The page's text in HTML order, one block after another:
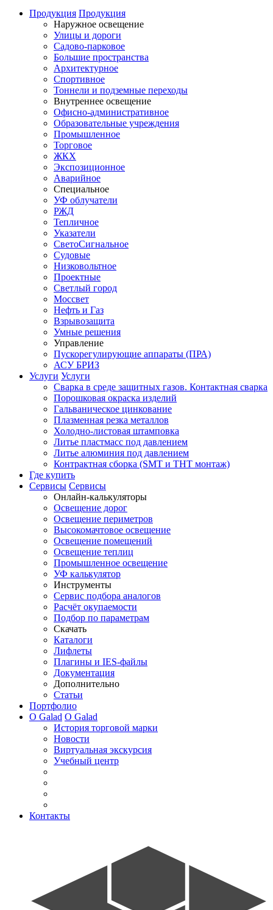
Продукция Продукция
Наружное освещение
Улицы и дороги
Садово-парковое
Большие пространства
Архитектурное
Спортивное
Тоннели и подземные переходы
Внутреннее освещение
Офисно-административное
Образовательные учреждения
Промышленное
Торговое
ЖКХ
Экспозиционное
Аварийное
Специальное
УФ облучатели
РЖД
Тепличное
Указатели
СветоСигнальное
Судовые
Низковольтное
Проектные
Светлый город
Моссвет
Нефть и Газ
Взрывозащита
Умные решения
Управление
Пускорегулирующие аппараты (ПРА)
АСУ БРИЗ
Услуги Услуги
Сварка в среде защитных газов. Контактная сварка
Порошковая окраска изделий
Гальваническое цинкование
Плазменная резка металлов
Холодно-листовая штамповка
Литье пластмасс под давлением
Литье алюминия под давлением
Контрактная сборка (SMT и THT монтаж)
Где купить
Сервисы Сервисы
Онлайн-калькуляторы
Освещение дорог
Освещение периметров
Высокомачтовое освещение
Освещение помещений
Освещение теплиц
Промышленное освещение
УФ калькулятор
Инструменты
Сервис подбора аналогов
Расчёт окупаемости
Подбор по параметрам
Скачать
Каталоги
Лифлеты
Плагины и IES-файлы
Документация
Дополнительно
Статьи
Портфолио
О Galad О Galad
История торговой марки
Новости
Виртуальная экскурсия
Учебный центр
Контакты